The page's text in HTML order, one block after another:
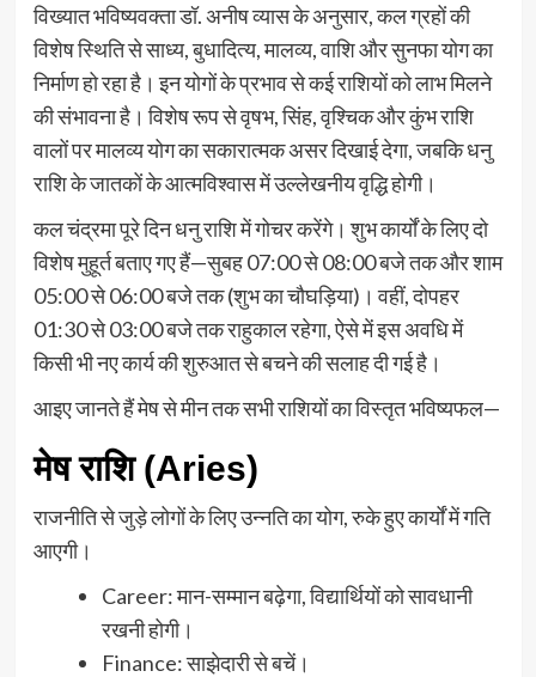
विख्यात भविष्यवक्ता डॉ. अनीष व्यास के अनुसार, कल ग्रहों की
विशेष स्थिति से साध्य, बुधादित्य, मालव्य, वाशि और सुनफा योग का
निर्माण हो रहा है। इन योगों के प्रभाव से कई राशियों को लाभ मिलने
की संभावना है। विशेष रूप से वृषभ, सिंह, वृश्चिक और कुंभ राशि
वालों पर मालव्य योग का सकारात्मक असर दिखाई देगा, जबकि धनु
राशि के जातकों के आत्मविश्वास में उल्लेखनीय वृद्धि होगी।
कल चंद्रमा पूरे दिन धनु राशि में गोचर करेंगे। शुभ कार्यों के लिए दो
विशेष मुहूर्त बताए गए हैं—सुबह 07:00 से 08:00 बजे तक और शाम
05:00 से 06:00 बजे तक (शुभ का चौघड़िया)। वहीं, दोपहर
01:30 से 03:00 बजे तक राहुकाल रहेगा, ऐसे में इस अवधि में
किसी भी नए कार्य की शुरुआत से बचने की सलाह दी गई है।
आइए जानते हैं मेष से मीन तक सभी राशियों का विस्तृत भविष्यफल—
मेष राशि (Aries)
राजनीति से जुड़े लोगों के लिए उन्नति का योग, रुके हुए कार्यों में गति
आएगी।
Career: मान-सम्मान बढ़ेगा, विद्यार्थियों को सावधानी
रखनी होगी।
Finance: साझेदारी से बचें।